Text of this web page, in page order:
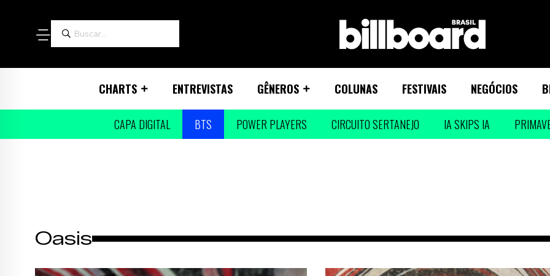
CHARTS ENTREVISTAS GÊNEROS COLUNAS FESTIVAIS NEGÓCIOS
CAPA DIGITAL BTS POWER PLAYERS CIRCUITO SERTANEJO IA SKIPS IA
Oasis